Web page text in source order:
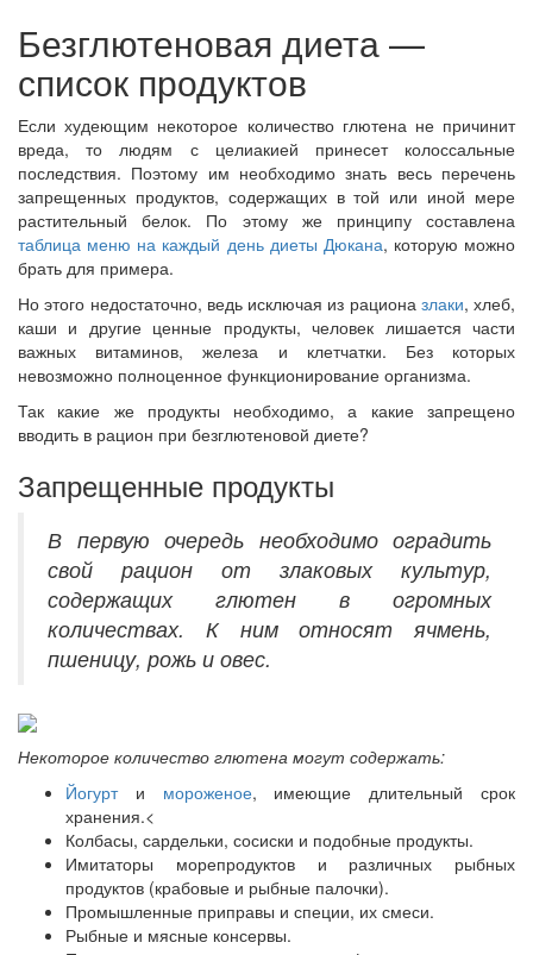
Безглютеновая диета —
список продуктов
Если худеющим некоторое количество глютена не причинит
вреда, то людям с целиакией принесет колоссальные
последствия. Поэтому им необходимо знать весь перечень
запрещенных продуктов, содержащих в той или иной мере
растительный белок. По этому же принципу составлена
таблица меню на каждый день диеты Дюкана, которую можно
брать для примера.
Но этого недостаточно, ведь исключая из рациона злаки, хлеб,
каши и другие ценные продукты, человек лишается части
важных витаминов, железа и клетчатки. Без которых
невозможно полноценное функционирование организма.
Так какие же продукты необходимо, а какие запрещено
вводить в рацион при безглютеновой диете?
Запрещенные продукты
В первую очередь необходимо оградить
свой рацион от злаковых культур,
содержащих глютен в огромных
количествах. К ним относят ячмень,
пшеницу, рожь и овес.
Некоторое количество глютена могут содержать:
Йогурти мороженое, имеющие длительный срок
хранения.<
Колбасы, сардельки, сосиски и подобные продукты.
Имитаторы морепродуктов и различных рыбных
продуктов (крабовые и рыбные палочки).
Промышленные приправы и специи, их смеси.
Рыбные и мясные консервы.